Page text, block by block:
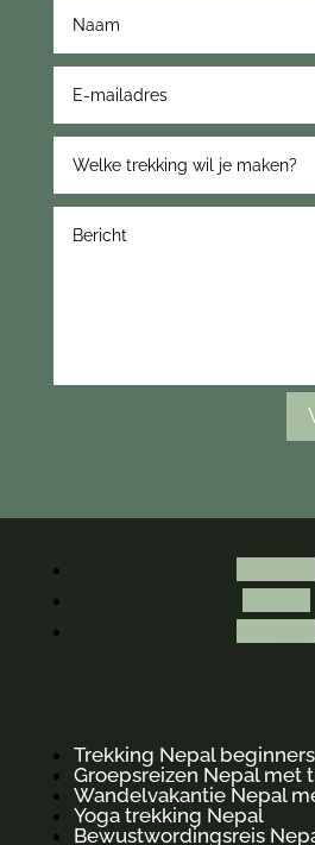
Trekking Nepal beginners
Groepsreizen Nepal met
Wandelvakantie Nepal
Yoga trekking Nepal
Bewustwordingsreis